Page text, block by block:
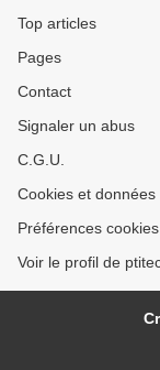
Top articles
Pages
Contact
Signaler un abus
C.G.U.
Cookies et
Préférences cookies
Voir le profil de